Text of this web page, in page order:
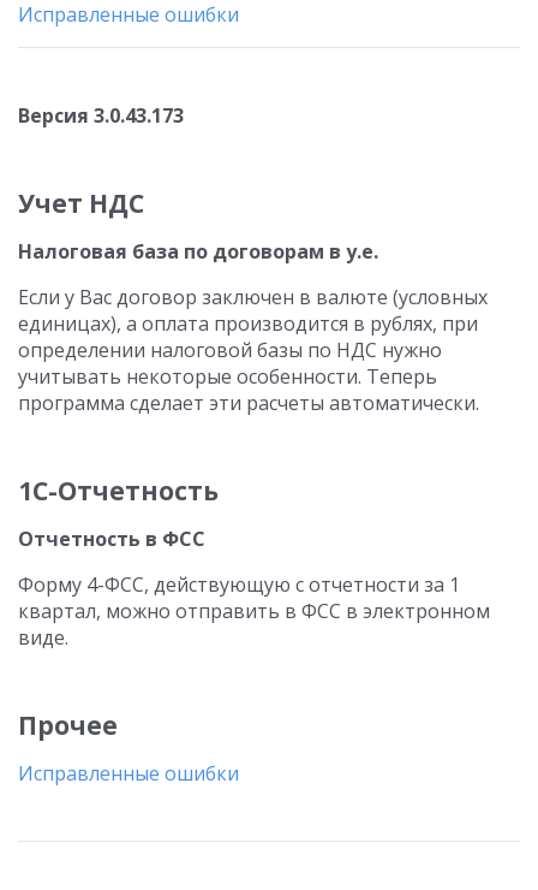
Исправленные ошибки
Версия 3.0.43.173
Учет НДС
Налоговая база по договорам в у.е.
Если у Вас договор заключен в валюте (условных
единицах), а оплата производится в рублях, при
определении налоговой базы по НДС нужно
учитывать некоторые особенности. Теперь
программа сделает эти расчеты автоматически.
1С-Отчетность
Отчетность в ФСС
Форму 4-ФСС, действующую с отчетности за 1
квартал, можно отправить в ФСС в электронном
виде.
Прочее
Исправленные ошибки